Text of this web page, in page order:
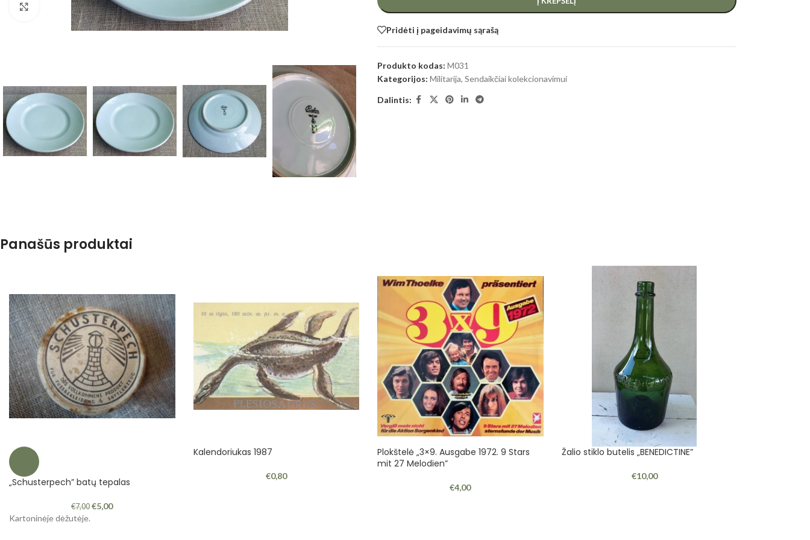
Spustelėkite, kad padidintumėte
Pridėti į pageidavimų sąrašą
Produkto kodas: M031
Kategorijos: Militarija, Sendaikčiai kolekcionavimui
Dalintis:
Panašūs produktai
„Schusterpech” batų tepalas
€7,00 €5,00
Kartoninėje dėžutėje.
Kalendoriukas 1987
€0,80
Plokštelė „3×9. Ausgabe 1972. 9 Stars
mit 27 Melodien”
€4,00
Žalio stiklo butelis „BENEDICTINE”
€10,00